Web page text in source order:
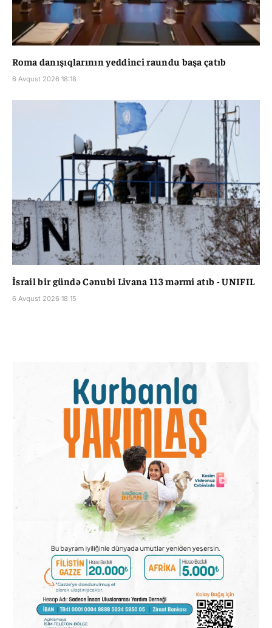
Roma danışıqlarının yeddinci raundu başa çatıb
6 Avqust 2026 18:18
İsrail bir gündə Cənubi Livana 113 mərmi atıb - UNIFIL
6 Avqust 2026 18:15